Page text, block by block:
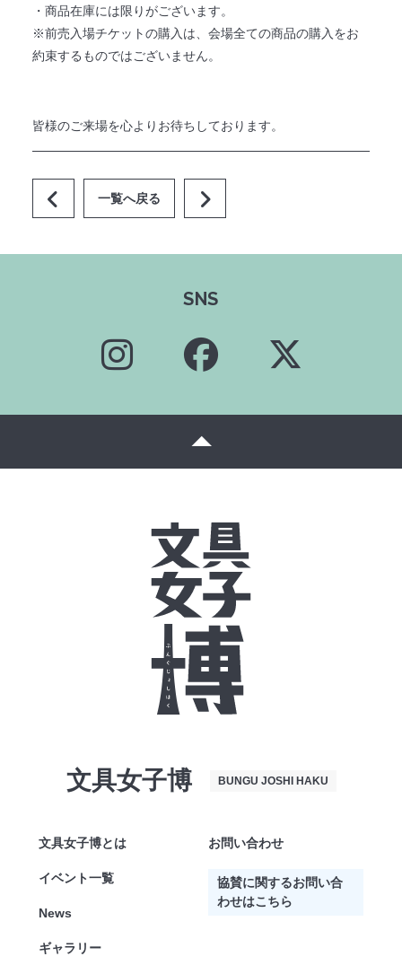
・商品在庫には限りがございます。
※前売入場チケットの購入は、会場全ての商品の購入をお
約束するものではございません。
皆様のご来場を心よりお待ちしております。
一覧へ戻る
SNS
文具女子博 BUNGU JOSHI HAKU
文具女子博とは
イベント一覧
News
ギャラリー
お問い合わせ
協賛に関するお問い合
わせはこちら